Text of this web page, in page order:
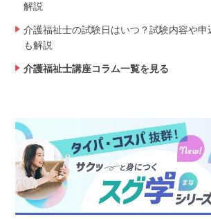
解説
介護福祉士の試験日はいつ？試験内容や
も解説
介護福祉士講座コラム一覧を見る